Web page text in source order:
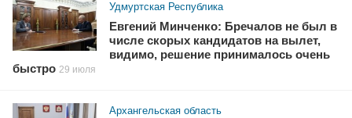
Удмуртская Республика
Евгений Минченко: Бречалов не был в
числе скорых кандидатов на вылет,
видимо, решение принималось очень
быстро 29 июля
Архангельская область